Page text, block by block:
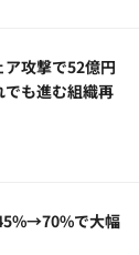
攻撃で52億円
も進む組織再
で大幅